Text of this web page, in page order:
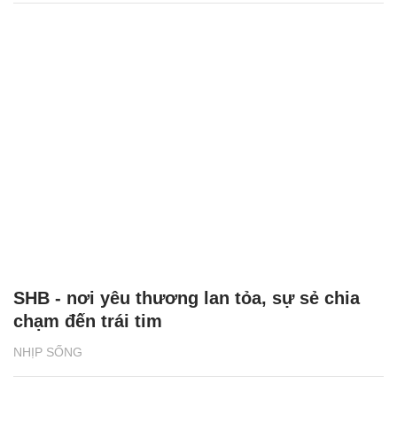
NHỊP SỐNG
SHB - nơi yêu thương lan tỏa, sự sẻ chia
chạm đến trái tim